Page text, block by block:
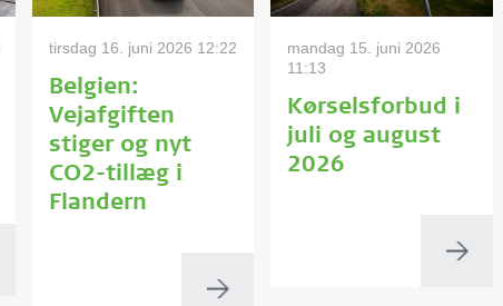
tirsdag 16. juni 2026 12:22
Belgien:
Vejafgiften
stiger og nyt
CO2-tillæg i
Flandern
mandag 15. juni 2026
11:13
Kørselsforbud i
juli og august
2026